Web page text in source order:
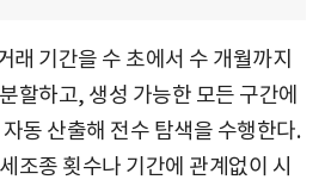
래 기간을 수 초에서 수 개월까지
할하고, 생성 가능한 모든 구간에
동 산출해 전수 탐색을 수행한다.
조종 횟수나 기간에 관계없이 시